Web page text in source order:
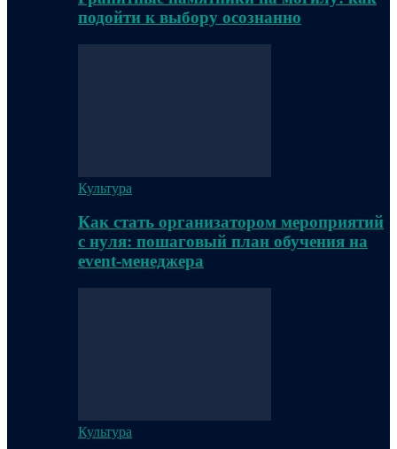
подойти к выбору осознанно
Культура
Как стать организатором мероприятий
с нуля: пошаговый план обучения на
event-менеджера
Культура